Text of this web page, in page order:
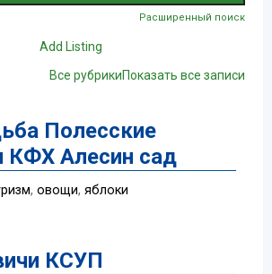
Расширенный поиск
Все рубрикиПоказать все записи
Add Listing
Полесские
КФХ Алесин сад
, овощи, яблоки
КСУП